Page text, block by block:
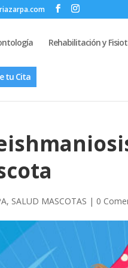
Rehabilitación y
tu Cita
, SALUD MASCOTAS | 0